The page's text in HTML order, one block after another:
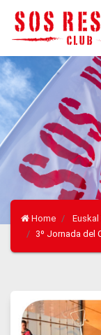
Home
3º Jornada del